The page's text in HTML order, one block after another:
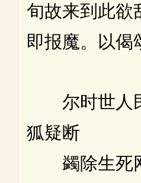
旬故来到此欲
即报魔。以偈
尔时世
狐疑断
蠲除生